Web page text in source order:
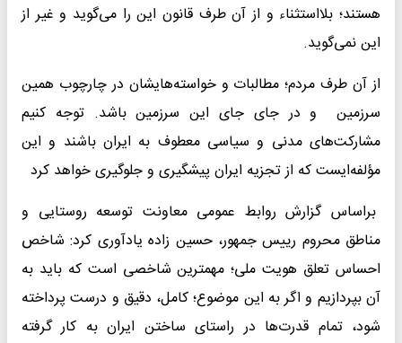
هستند؛ بلااستثناء و از آن طرف قانون این را می‌گوید و غیر از
این نمی‌گوید.
از آن طرف مردم؛ مطالبات و خواسته‌هایشان در چارچوب همین
سرزمین و در جای جای این سرزمین باشد. توجه کنیم
مشارکت‌های مدنی و سیاسی معطوف به ایران باشند و این
مؤلفه‌ایست که از تجزیه ایران پیشگیری و جلوگیری خواهد کرد
براساس گزارش روابط عمومی معاونت توسعه روستایی و
مناطق محروم رییس جمهور، حسین زاده یادآوری کرد: شاخص
احساس تعلق هویت ملی؛ مهمترین شاخصی است که باید به
آن بپردازیم و اگر به این موضوع؛ کامل، دقیق و درست پرداخته
شود، تمام قدرت‌ها در راستای ساختن ایران به کار گرفته